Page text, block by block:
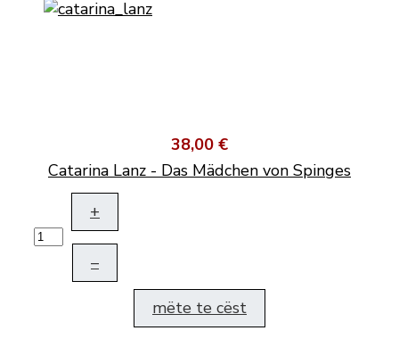
38,00 €
Catarina Lanz - Das Mädchen von Spinges
+
–
mëte te cëst